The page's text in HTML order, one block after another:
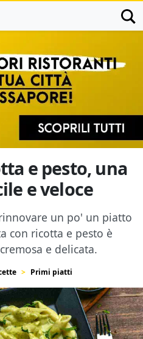
e pesto, una
e veloce
un po' un piatto
con ricotta e pesto è
e delicata.
Primi piatti